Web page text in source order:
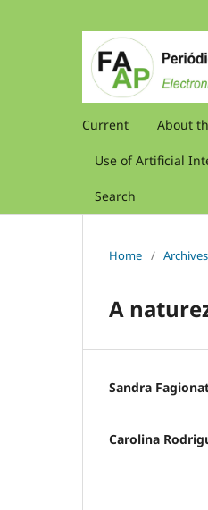
Current About
Use of Artificial
Search
Home / Archives
A
Sandra
Carolina